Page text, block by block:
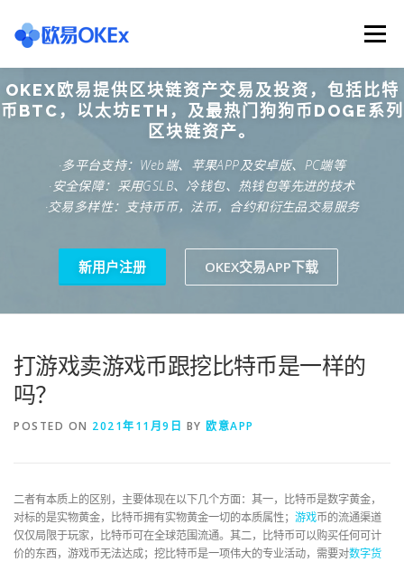
content
Menu
欧意交易所 关于欧意OKX 欧意APP下载
欧意注册网址 欧意交易下载 欧意团队
OKEX欧易提供区块链资产交易及投资，包括比特
币BTC，以太坊ETH，及最热门狗狗币DOGE系列
区块链资产。
·多平台支持：Web端、苹果APP及安卓版、PC端等
·安全保障：采用GSLB、冷钱包、热钱包等先进的技术
·交易多样性：支持币币，法币，合约和衍生品交易服务
新用户注册 OKEX交易APP下载
打游戏卖游戏币跟挖比特币是一样的
吗？
POSTED ON 2021年11月9日 BY 欧意APP
二者有本质上的区别，主要体现在以下几个方面：其一，比特币是数字黄金，
对标的是实物黄金，比特币拥有实物黄金一切的本质属性； 游戏币的流通渠道
仅仅局限于玩家，比特币可在全球范围流通。其二，比特币可以购买任何可计
价的东西，游戏币无法达成；挖比特币是一项伟大的专业活动，需要对数字货